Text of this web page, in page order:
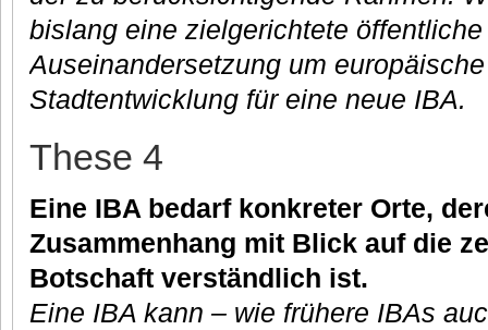
bislang eine zielgerichtete
Auseinandersetzung um
Stadtentwicklung für eine neue IBA.
These 4
Eine IBA bedarf konkreter Orte,
Zusammenhang mit Blick auf die
Botschaft verständlich ist.
Eine IBA kann – wie frühere IBAs